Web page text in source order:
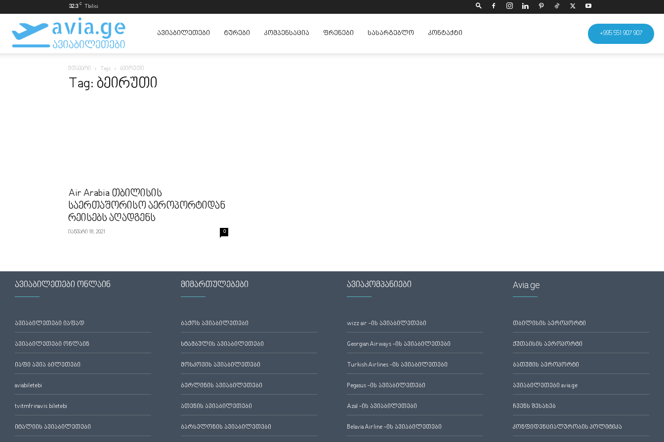
32.3 C Tbilisi
+995 551 907 907
ავიაბილეთები
ყველაზე
ᲐᲕᲘᲐᲑᲘᲚᲔᲗᲔᲑᲘ ᲢᲣᲠᲔᲑᲘ ᲙᲝᲛᲞᲔᲜᲡᲐᲪᲘᲐ ᲤᲠᲔᲜᲔᲑᲘ ᲡᲐᲡᲐᲠᲒᲔᲑᲚᲝ ᲙᲝᲜᲢᲐᲥᲢᲘ
მთავარი Tags ბეირუთი
Tag: ბეირუთი
Air Arabia თბილისის
საერთაშორისო აეროპორტიდან
რეისებს აღადგენს
იანვარი 18, 2021 0
ავიაბილეთები ონლაინ
ავიაბილეთები იაფად
ავიაბილეთები ონლაინ
იაფი ავია ბილეთები
aviabiletebi
tvitmfrinavis biletebi
იტალიის ავიაბილეთები
მიმართულებები
ბაქოს ავიაბილეთები
სტამბულის ავიაბილეთები
მოსკოვის ავიაბილეთები
ბერლინის ავიაბილეთები
ათენის ავიაბილეთები
ბარსელონის ავიაბილეთები
ავიაკომპანიები
wizz air -ის ავიაბილეთები
Georgian Airways -ის ავიაბილეთები
Turkish Airlines -ის ავიაბილეთები
Pegasus -ის ავიაბილეთები
Azal -ის ავიაბილეთები
Belavia Airline -ის ავიაბილეთები
Avia.ge
თბილისის აეროპორტი
ქუთაისის აეროპორტი
ბათუმის აეროპორტი
ავიაბილეთები avia.ge
ჩვენს შესახებ
კონფიდენციალურობის პოლიტიკა